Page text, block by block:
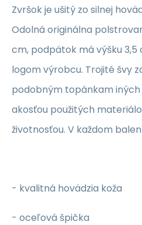
Zvršok je ušitý zo silnej
Odolná originálna
cm, podpätok má výšku 3,5
logom výrobcu. Trojité švy
podobným topánkam iných
akosťou použitých
životnosťou. V každom
- kvalitná hovädzia koža
- oceľová špička